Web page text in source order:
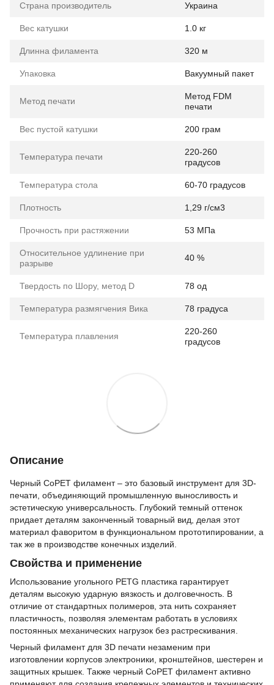
Страна производитель Украина
Вес катушки 1.0 кг
Длинна филамента 320 м
Упаковка Вакуумный пакет
Метод печати
Метод FDM
печати
Вес пустой катушки 200 грам
Температура печати
220-260
градусов
Температура стола 60-70 градусов
Плотность 1,29 г/см3
Прочность при растяжении 53 МПа
Относительное удлинение при
разрыве
40 %
Твердость по Шору, метод D 78 од
Температура размягчения Вика 78 градуса
Температура плавления
220-260
градусов
Описание
Черный CoPET филамент – это базовый инструмент для 3D-
печати, объединяющий промышленную выносливость и
эстетическую универсальность. Глубокий темный оттенок
придает деталям законченный товарный вид, делая этот
материал фаворитом в функциональном прототипировании, а
так же в производстве конечных изделий.
Свойства и применение
Использование угольного PETG пластика гарантирует
деталям высокую ударную вязкость и долговечность. В
отличие от стандартных полимеров, эта нить сохраняет
пластичность, позволяя элементам работать в условиях
постоянных механических нагрузок без растрескивания.
Черный филамент для 3D печати незаменим при
изготовлении корпусов электроники, кронштейнов, шестерен и
защитных крышек. Также черный CoPET филамент активно